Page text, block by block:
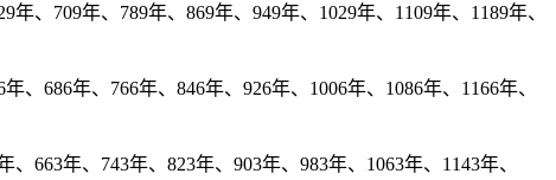
、709年、789年、869年、949年、1029年、1109年、1189年、
、686年、766年、846年、926年、1006年、1086年、1166年、
663年、743年、823年、903年、983年、1063年、1143年、